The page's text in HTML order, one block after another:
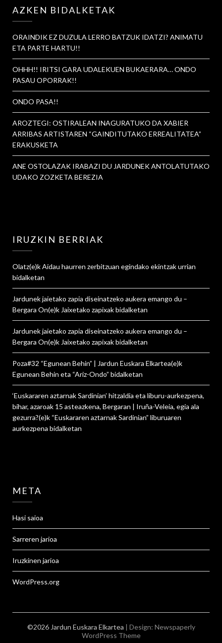
AZKEN BIDALKETAK
ORAINDIK EZ DUZULA LERRO BATZUK IDATZI? ANIMATU
ETA PARTE HARTU!!
OHHH!! IRITSI GARA UDALEKUEN BUKAERARA… ONDO
PASAU OPORRAK!!
ONDO PASA!!
AROZTEGI: OSTIRALEAN INAGURATUKO DA XABIER
ARRIBAS ARTISTAREN “GAINDITUTAKO ERREALITATEA”
ERAKUSKETA
ANE OSTOLAZAK IRABAZI DU JARDUNEK ANTOLATUTAKO
UDAKO ZOZKETA BEREZIA
IRUZKIN BERRIAK
Olatz(e)kAidau haurren zerbitzuan egindako ekintzak urrian
bidalketan
Jardunek jaietako zapia diseinatzeko aukera emango du –
Bergara On(e)k Jaixetako zapixakbidalketan
Jardunek jaietako zapia diseinatzeko aukera emango du –
Bergara On(e)k Jaixetako zapixakbidalketan
Poza#32 “Egunean Behin” | Jardun Euskara Elkartea(e)k
Egunean Behin eta “Ariz-Ondo” bidalketan
‘Euskararen aztarnak Sardinian’ hitzaldia eta liburu-aurkezpena,
bihar, azaroak 15 asteazkena, Bergaran | Iruña-Veleia, egia ala
gezurra?(e)k “Euskararen aztarnak Sardinian” liburuaren
aurkezpena bidalketan
META
Hasi saioa
Sarreren jarioa
Iruzkinen jarioa
WordPress.org
©2026 Jardun Euskara Elkartea | Design: Newspaperly
WordPress Theme